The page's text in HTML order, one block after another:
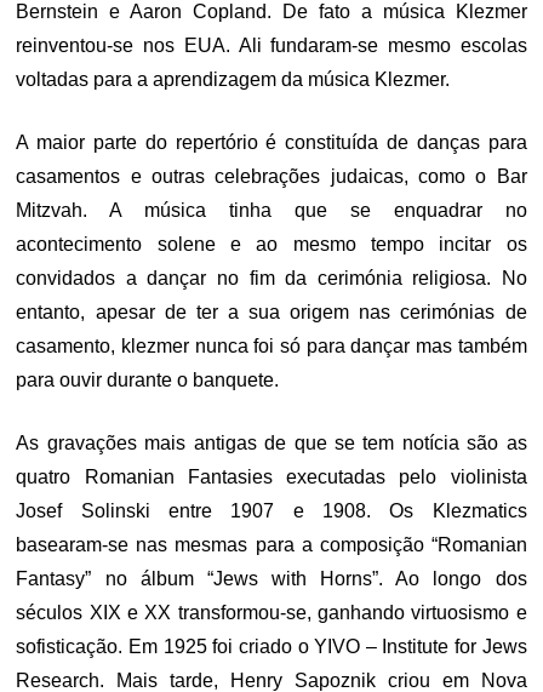
Bernstein e Aaron Copland. De fato a música Klezmer
reinventou-se nos EUA. Ali fundaram-se mesmo escolas
voltadas para a aprendizagem da música Klezmer.
A maior parte do repertório é constituída de danças para
casamentos e outras celebrações judaicas, como o Bar
Mitzvah. A música tinha que se enquadrar no
acontecimento solene e ao mesmo tempo incitar os
convidados a dançar no fim da cerimónia religiosa. No
entanto, apesar de ter a sua origem nas cerimónias de
casamento, klezmer nunca foi só para dançar mas também
para ouvir durante o banquete.
As gravações mais antigas de que se tem notícia são as
quatro Romanian Fantasies executadas pelo violinista
Josef Solinski entre 1907 e 1908. Os Klezmatics
basearam-se nas mesmas para a composição “Romanian
Fantasy” no álbum “Jews with Horns”. Ao longo dos
séculos XIX e XX transformou-se, ganhando virtuosismo e
sofisticação. Em 1925 foi criado o YIVO – Institute for Jews
Research. Mais tarde, Henry Sapoznik criou em Nova